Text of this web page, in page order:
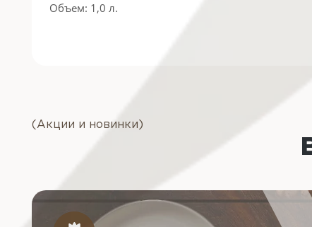
Объем: 1,0 л.
(Акции и новинки)